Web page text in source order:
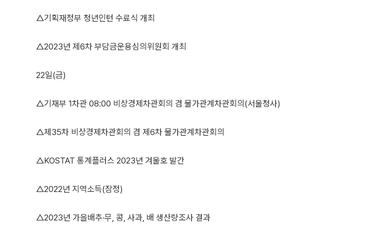
△기획재정부 청년인턴 수료식 개최
△2023년 제6차 부담금운용심의위원회 개최
22일(금)
△기재부 1차관 08:00 비상경제차관회의 겸 물가관계차관회의(서울청사)
△제35차 비상경제차관회의 겸 제6차 물가관계차관회의
△KOSTAT 통계플러스 2023년 겨울호 발간
△2022년 지역소득(잠정)
△2023년 가을배추·무, 콩, 사과, 배 생산량조사 결과